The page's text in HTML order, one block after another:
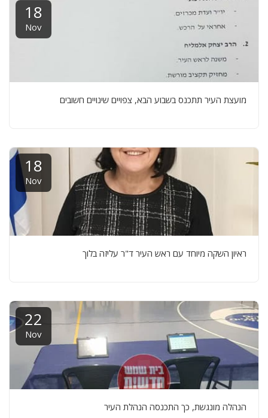
18
Nov
מועצת העיר תתכנס בשבוע הבא, צפויים שינויים חשובים
18
Nov
ראיון השקה מיוחד עם ראש העיר ד"ר עליזה בלוך
22
Nov
הנהלה מונגשת, כך התכנסה הנהלת העיר